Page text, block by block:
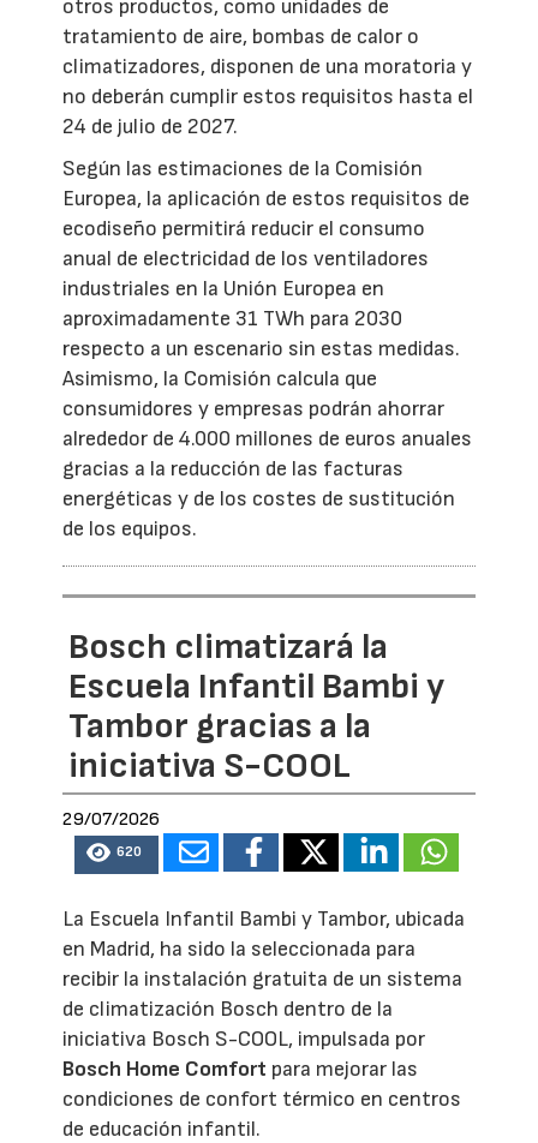
otros productos, como unidades de
tratamiento de aire, bombas de calor o
climatizadores, disponen de una moratoria y
no deberán cumplir estos requisitos hasta el
24 de julio de 2027.
Según las estimaciones de la Comisión
Europea, la aplicación de estos requisitos de
ecodiseño permitirá reducir el consumo
anual de electricidad de los ventiladores
industriales en la Unión Europea en
aproximadamente 31 TWh para 2030
respecto a un escenario sin estas medidas.
Asimismo, la Comisión calcula que
consumidores y empresas podrán ahorrar
alrededor de 4.000 millones de euros anuales
gracias a la reducción de las facturas
energéticas y de los costes de sustitución
de los equipos.
Bosch climatizará la
Escuela Infantil Bambi y
Tambor gracias a la
iniciativa S-COOL
29/07/2026
620
La Escuela Infantil Bambi y Tambor, ubicada
en Madrid, ha sido la seleccionada para
recibir la instalación gratuita de un sistema
de climatización Bosch dentro de la
iniciativa Bosch S-COOL, impulsada por
Bosch Home Comfort para mejorar las
condiciones de confort térmico en centros
de educación infantil.